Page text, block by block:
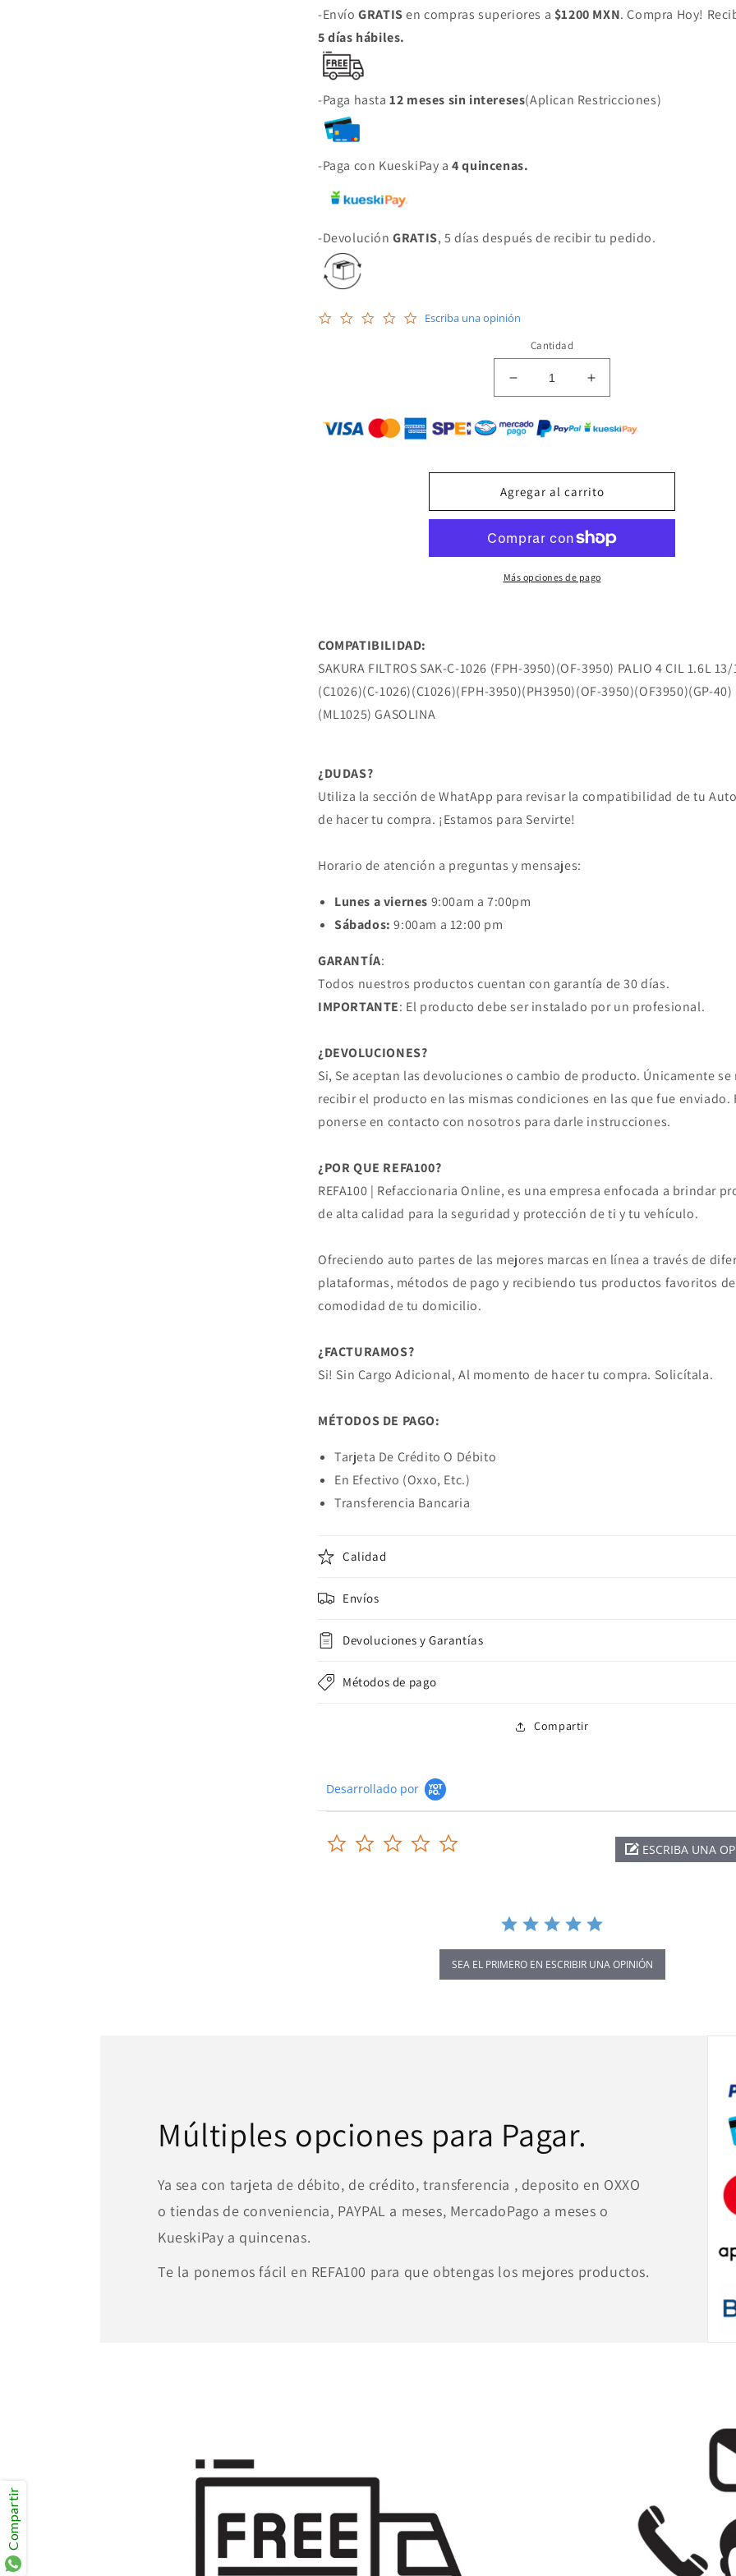
-EnvíoGRATISen compras superiores a $1200 MXN. Compra Hoy!
5 días hábiles.
-Paga hasta12 meses sin intereses(Aplican Restricciones)
-Paga con KueskiPay a4 quincenas.
-DevoluciónGRATIS, 5 días después de recibir tu pedido.
0.0
Escriba una opinión
Cantidad
Reducir
cantidad
para
SAK-
1026
FILTRO
ACEITE
(FPH-
3950)
(OF-
1.6L
13/16
FIAT
Aumentar
cantidad
para
SAK-
1026
FILTRO
ACEITE
(FPH-
3950)
(OF-
1.6L
13/16
FIAT
Agregar al carrito
Más opciones de pago
COMPATIBILIDAD:
SAKURA FILTROS SAK-C-1026 (FPH-3950)(OF-3950) PALIO 4 CIL 1.6L
(C1026)(C-1026)(C1026)(FPH-3950)(PH3950)(OF-3950)(OF3950)(GP-40)
(ML1025) GASOLINA
¿DUDAS?
Utiliza la sección de WhatApp para revisar la compatibilidad de tu
de hacer tu compra. ¡Estamos para Servirte!
Horario de atención a preguntas y mensajes:
Lunes a viernes 9:00am a 7:00pm
Sábados: 9:00am a 12:00 pm
GARANTÍA:
Todos nuestros productos cuentan con garantía de 30 días.
IMPORTANTE: El producto debe ser instalado por un profesional.
¿DEVOLUCIONES?
Si, Se aceptan las devoluciones o cambio de producto. Únicamente se
recibir el producto en las mismas condiciones en las que fue enviado.
ponerse en contacto con nosotros para darle instrucciones.
¿POR QUE REFA100?
REFA100 | Refaccionaria Online, es una empresa enfocada a brindar
de alta calidad para la seguridad y protección de ti y tu vehículo.
Ofreciendo auto partes de las mejores marcas en línea a través de
plataformas, métodos de pago y recibiendo tus productos favoritos
comodidad de tu domicilio.
¿FACTURAMOS?
Si! Sin Cargo Adicional, Al momento de hacer tu compra. Solicítala.
MÉTODOS DE PAGO:
Tarjeta De Crédito O Débito
En Efectivo (Oxxo, Etc.)
Transferencia Bancaria
Calidad
Envíos
Devoluciones y Garantías
Métodos de pago
Compartir
Desarrollado por
ESCRIBA UNA
SEA EL PRIMERO EN ESCRIBIR UNA OPINIÓN
Múltiples opciones para Pagar.
Ya sea con tarjeta de débito, de crédito, transferencia , deposito en OXXO
o tiendas de conveniencia, PAYPAL a meses, MercadoPago a meses o
KueskiPay a quincenas.
Te la ponemos fácil en REFA100 para que obtengas los mejores productos.
Compartir